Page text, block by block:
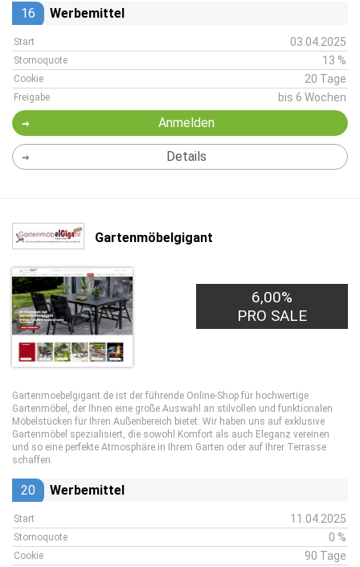
16 Werbemittel
Start 03.04.2025
Stornoquote 13 %
Cookie 20 Tage
Freigabe bis 6 Wochen
Anmelden
Details
Gartenmöbelgigant
6,00%
PRO SALE
Gartenmoebelgigant.de ist der führende Online-Shop für hochwertige
Gartenmöbel, der Ihnen eine große Auswahl an stilvollen und funktionalen
Möbelstücken für Ihren Außenbereich bietet. Wir haben uns auf exklusive
Gartenmöbel spezialisiert, die sowohl Komfort als auch Eleganz vereinen
und so eine perfekte Atmosphäre in Ihrem Garten oder auf Ihrer Terrasse
schaffen.
20 Werbemittel
Start 11.04.2025
Stornoquote 0 %
Cookie 90 Tage